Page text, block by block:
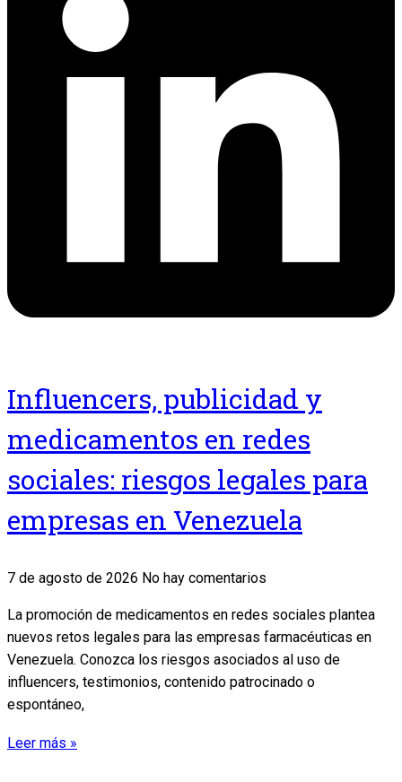
Influencers, publicidad y
medicamentos en redes
sociales: riesgos legales para
empresas en Venezuela
7 de agosto de 2026 No hay comentarios
La promoción de medicamentos en redes sociales plantea
nuevos retos legales para las empresas farmacéuticas en
Venezuela. Conozca los riesgos asociados al uso de
influencers, testimonios, contenido patrocinado o
espontáneo,
Leer más »